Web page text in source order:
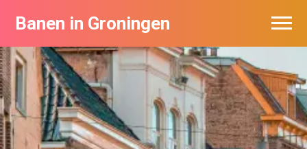
Banen in Groningen
Vacatures per bedrijf
De populairste vacatures in Groningen
Nieuwsbrief feed